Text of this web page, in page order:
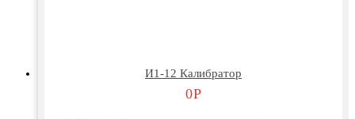
И1-12 Калибратор
0Р